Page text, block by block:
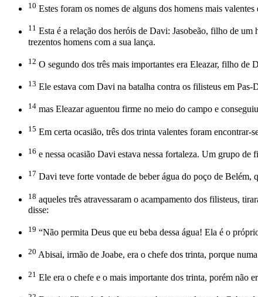
10 Estes foram os nomes de alguns dos homens mais
11 Esta é a relação dos heróis de Davi: Jasobeão, filho de
trezentos homens com a sua lança.
12 O segundo dos três mais importantes era Eleazar, filho de
13 Ele estava com Davi na batalha contra os filisteus em
14 mas Eleazar aguentou firme no meio do campo e
15 Em certa ocasião, três dos trinta valentes foram
16 e nessa ocasião Davi estava nessa fortaleza. Um grupo
17 Davi teve forte vontade de beber água do poço de Belém,
18 aqueles três atravessaram o acampamento dos filisteus,
disse:
19 “Não permita Deus que eu beba dessa água! Ela é o
20 Abisai, irmão de Joabe, era o chefe dos trinta, porque
21 Ele era o chefe e o mais importante dos trinta, porém não